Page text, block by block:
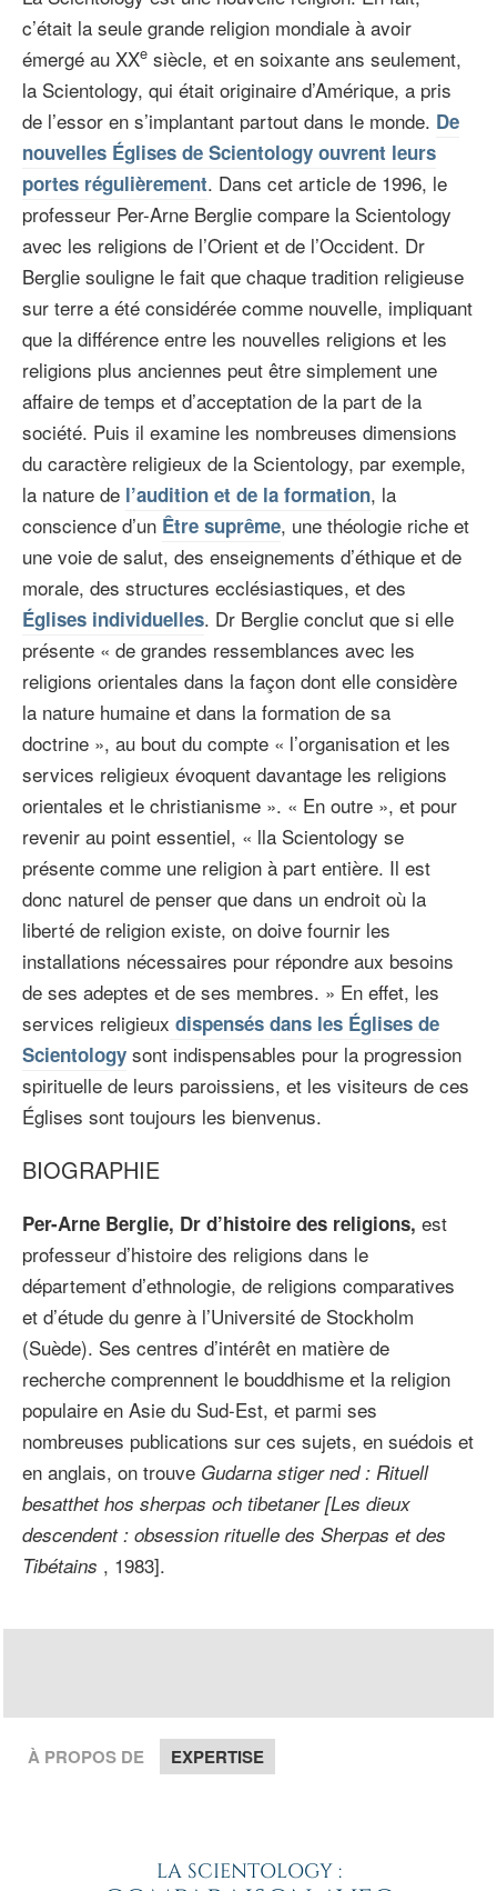
c’était la seule grande religion mondiale à avoir
émergé au XXe siècle, et en soixante ans seulement,
la Scientology, qui était originaire d’Amérique, a pris
de l’essor en s’implantant partout dans le monde. De
nouvelles Églises de Scientology ouvrent leurs
portes régulièrement. Dans cet article de 1996, le
professeur Per-Arne Berglie compare la Scientology
avec les religions de l’Orient et de l’Occident. Dr
Berglie souligne le fait que chaque tradition religieuse
sur terre a été considérée comme nouvelle, impliquant
que la différence entre les nouvelles religions et les
religions plus anciennes peut être simplement une
affaire de temps et d’acceptation de la part de la
société. Puis il examine les nombreuses dimensions
du caractère religieux de la Scientology, par exemple,
la nature de l’audition et de la formation, la
conscience d’un Être suprême, une théologie riche et
une voie de salut, des enseignements d’éthique et de
morale, des structures ecclésiastiques, et des
Églises individuelles. Dr Berglie conclut que si elle
présente « de grandes ressemblances avec les
religions orientales dans la façon dont elle considère
la nature humaine et dans la formation de sa
doctrine », au bout du compte « l’organisation et les
services religieux évoquent davantage les religions
orientales et le christianisme ». « En outre », et pour
revenir au point essentiel, « lla Scientology se
présente comme une religion à part entière. Il est
donc naturel de penser que dans un endroit où la
liberté de religion existe, on doive fournir les
installations nécessaires pour répondre aux besoins
de ses adeptes et de ses membres. » En effet, les
services religieux dispensés dans les Églises de
Scientology sont indispensables pour la progression
spirituelle de leurs paroissiens, et les visiteurs de ces
Églises sont toujours les bienvenus.
BIOGRAPHIE
Per-Arne Berglie, Dr d’histoire des religions, est
professeur d’histoire des religions dans le
département d’ethnologie, de religions comparatives
et d’étude du genre à l’Université de Stockholm
(Suède). Ses centres d’intérêt en matière de
recherche comprennent le bouddhisme et la religion
populaire en Asie du Sud-Est, et parmi ses
nombreuses publications sur ces sujets, en suédois et
en anglais, on trouve Gudarna stiger ned : Rituell
besatthet hos sherpas och tibetaner [Les dieux
descendent : obsession rituelle des Sherpas et des
Tibétains , 1983].
À PROPOS DE EXPERTISE
LA SCIENTOLOGY :